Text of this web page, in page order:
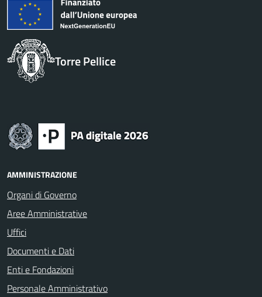
Torre Pellice
AMMINISTRAZIONE
Organi di Governo
Aree Amministrative
Uffici
Documenti e Dati
Enti e Fondazioni
Personale Amministrativo